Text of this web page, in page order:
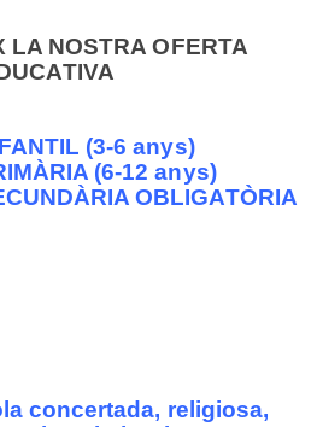
LA NOSTRA OFERTA
(3-6 anys)
(6-12 anys)
OBLIGATÒRIA
concertada, religiosa,